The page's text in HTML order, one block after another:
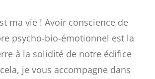
ma vie ! Avoir conscience de
psycho-bio-émotionnel est la
à la solidité de notre édifice
je vous accompagne dans